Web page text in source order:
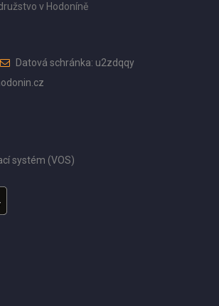
v Hodoníně
Datová schránka: u2zdqqy
systém (VOS)